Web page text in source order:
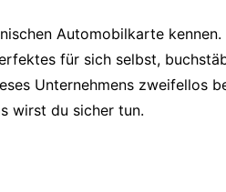
Automobilkarte
für sich selbst,
Unternehmens zweifellos
wirst du sicher tun.